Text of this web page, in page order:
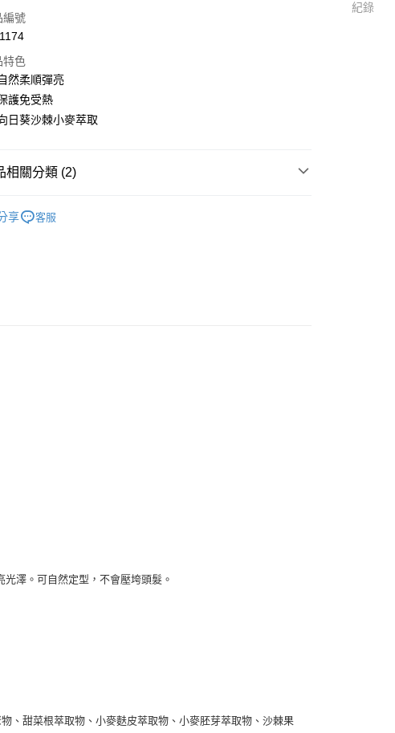
一次付款
Pay
Pay
付
付款
NT$250，滿NT$3,000(含以上)免運費
編號
特色
然柔順彈亮
護免受熱
日葵沙棘小麥萃取
相關分類 (2)
享 客服
澤。可自然定型，不會壓垮頭髮。
、甜菜根萃取物、小麥麩皮萃取物、小麥胚芽萃取物、沙棘果
紀錄